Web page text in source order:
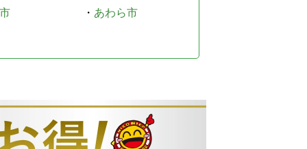
・ あわら市